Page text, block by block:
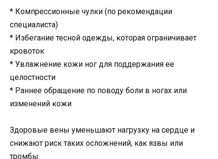
* Компрессионные чулки (по рекомендации
специалиста)
* Избегание тесной одежды, которая ограничивает
кровоток
* Увлажнение кожи ног для поддержания ее
целостности
* Раннее обращение по поводу боли в ногах или
изменений кожи
Здоровые вены уменьшают нагрузку на сердце и
снижают риск таких осложнений, как язвы или
тромбы.